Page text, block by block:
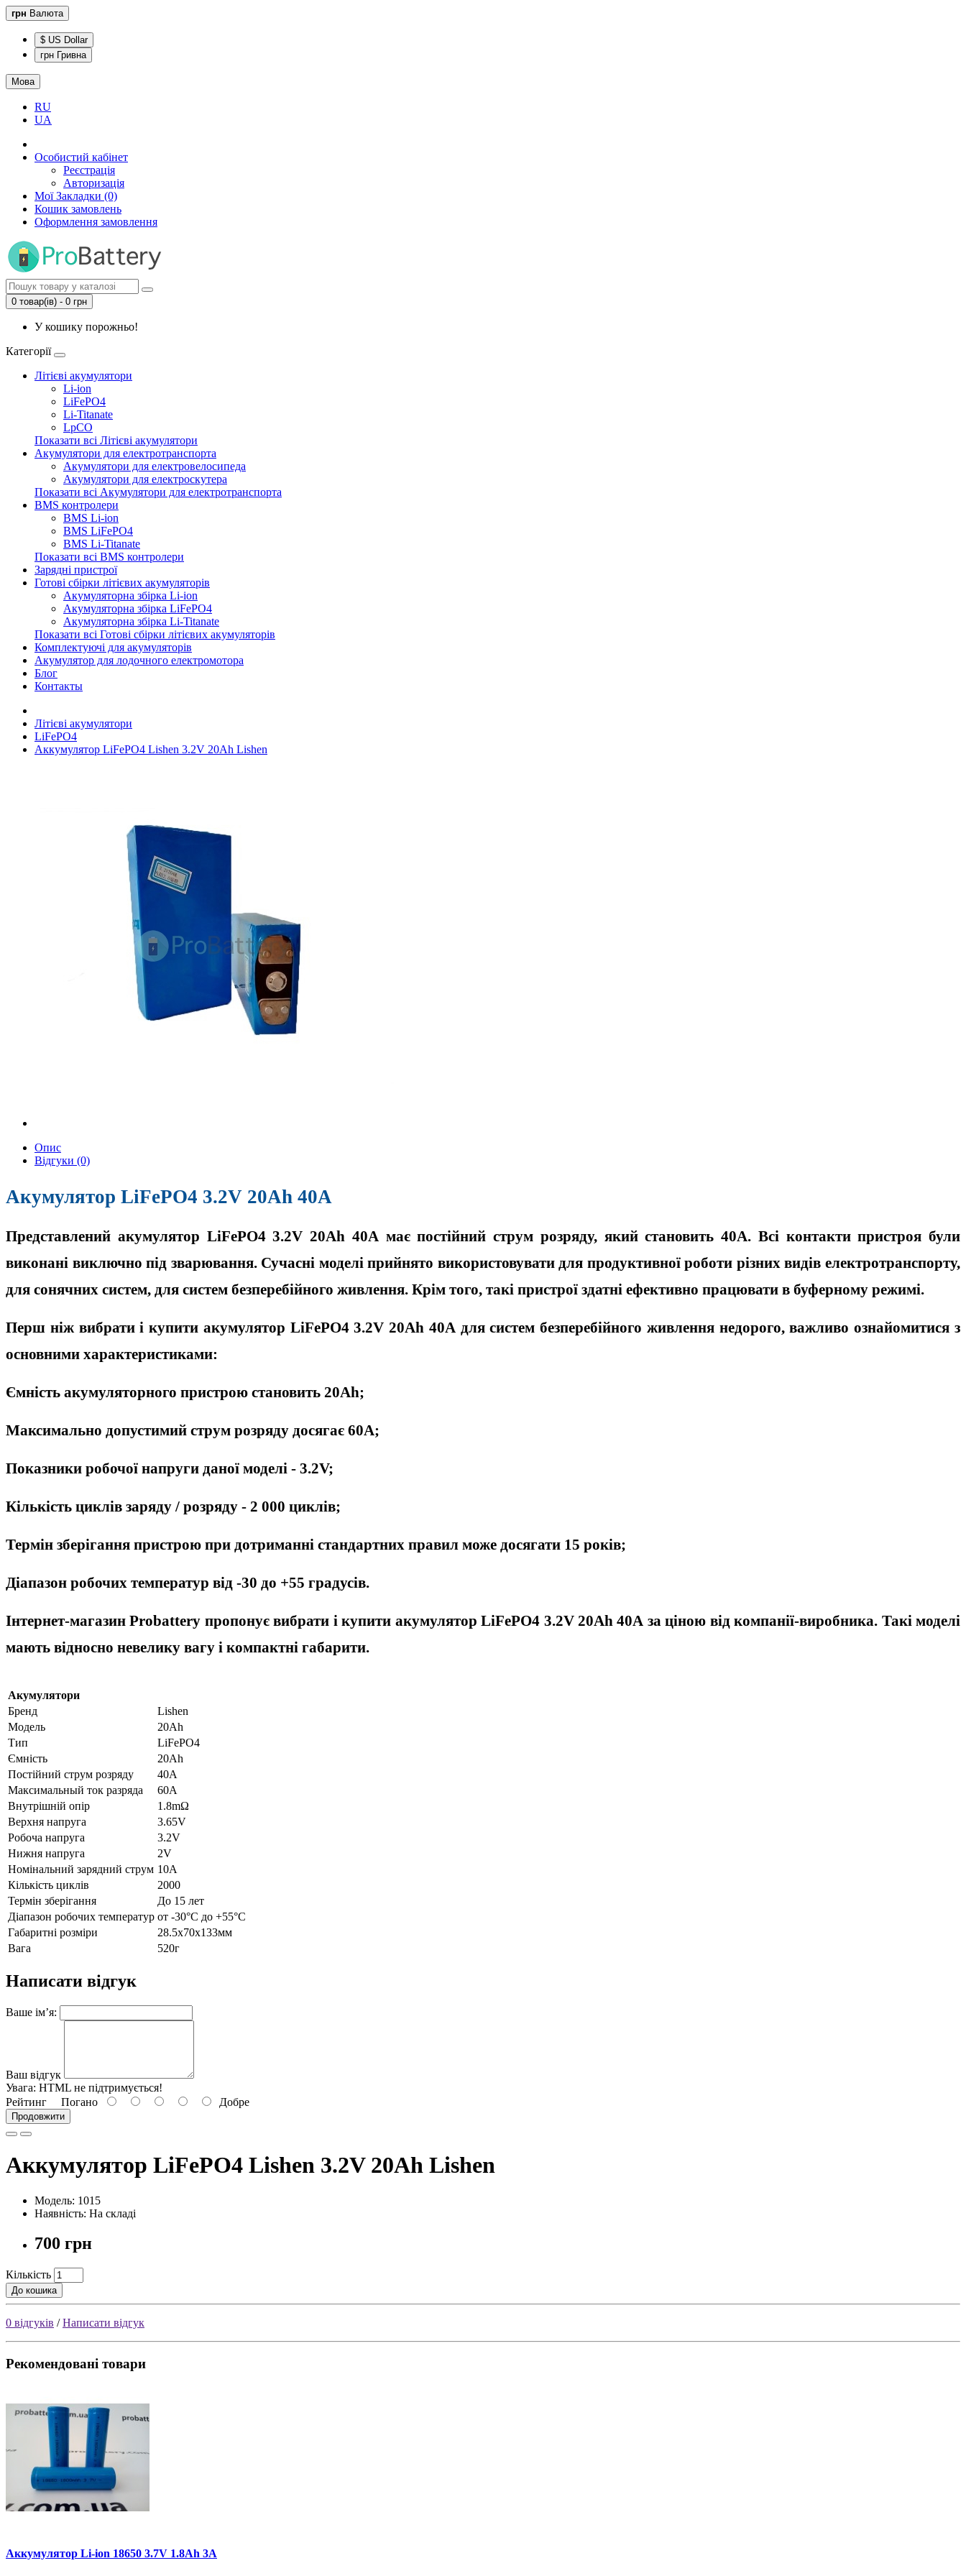
грн Валюта
$ US Dollar
грн Гривна
Мова
RU
UA
Особистий кабінет
Реєстрація
Авторизація
Мої Закладки (0)
Кошик замовлень
Оформлення замовлення
0 товар(ів) - 0 грн
У кошику порожньо!
Категорії
Літієві акумулятори
Li-ion
LiFePO4
Li-Titanate
LpCO
Показати всі Літієві акумулятори
Акумулятори для електротранспорта
Акумулятори для електровелосипеда
Акумулятори для електроскутера
Показати всі Акумулятори для електротранспорта
BMS контролери
BMS Li-ion
BMS LiFePO4
BMS Li-Titanate
Показати всі BMS контролери
Зарядні пристрої
Готові сбірки літієвих акумуляторів
Акумуляторна збірка Li-ion
Акумуляторна збірка LiFePO4
Акумуляторна збірка Li-Titanate
Показати всі Готові сбірки літієвих акумуляторів
Комплектуючі для акумуляторів
Акумулятор для лодочного електромотора
Блог
Контакты
Літієві акумулятори
LiFePO4
Аккумулятор LiFePO4 Lishen 3.2V 20Ah Lishen
Опис
Відгуки (0)
Акумулятор LiFePO4 3.2V 20Ah 40А
Представлений акумулятор LiFePO4 3.2V 20Ah 40Амає постійний струм розряду, який становить 40А. Всі контакти пристроя були
виконані виключно під зварювання. Сучасні моделі прийнято використовувати для продуктивної роботи різних видів електротранспорту,
для сонячних систем, для систем безперебійного живлення. Крім того, такі пристрої здатні ефективно працювати в буферному режимі.
Перш ніж вибрати ікупити акумулятор LiFePO4 3.2V 20Ah 40А для систем безперебійного живлення недорого, важливо ознайомитися з
основними характеристиками:
Ємність акумуляторного пристрою становить 20Ah;
Максимально допустимий струм розряду досягає 60А;
Показники робочої напруги даної моделі - 3.2V;
Кількість циклів заряду / розряду - 2 000 циклів;
Термін зберігання пристрою при дотриманні стандартних правил може досягати 15 років;
Діапазон робочих температур від -30 до +55 градусів.
Інтернет-магазин Probattery пропонує вибрати ікупити акумулятор LiFePO4 3.2V 20Ah 40А за ціною від компанії-виробника. Такі моделі
мають відносно невелику вагу і компактні габарити.
Акумулятори
Бренд
Lishen
Модель
20Ah
Тип
LiFePO4
Ємність
20Ah
Постійний струм розряду
40А
Максимальный ток разряда
60А
Внутрішній опір
1.8mΩ
Верхня напруга
3.65V
Робоча напруга
3.2V
Нижня напруга
2V
Номінальний зарядний струм 10А
Кількість циклів
2000
Термін зберігання
До 15 лет
Діапазон робочих температур от -30°C до +55°C
Габаритні розміри
28.5х70х133мм
Вага
520г
Написати відгук
Ваше ім’я:
Ваш відгук
Увага: HTML не підтримується!
Рейтинг Погано Добре
Продовжити
Аккумулятор LiFePO4 Lishen 3.2V 20Ah Lishen
Модель: 1015
Наявність: На складі
700 грн
Кількість
До кошика
0 відгуків /Написати відгук
Рекомендовані товари
Аккумулятор Li-ion 18650 3.7V 1.8Ah 3A